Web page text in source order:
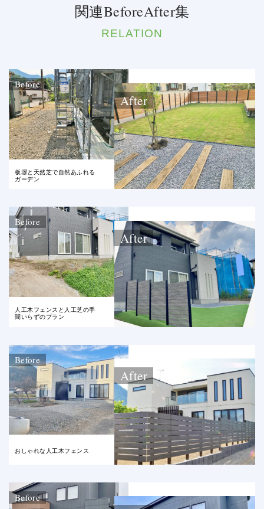
関連BeforeAfter集
RELATION
Before
After
板塀と天然芝で自然あふれる
ガーデン
Before
After
人工木フェンスと人工芝の手
間いらずのプラン
Before
After
おしゃれな人工木フェンス
Before